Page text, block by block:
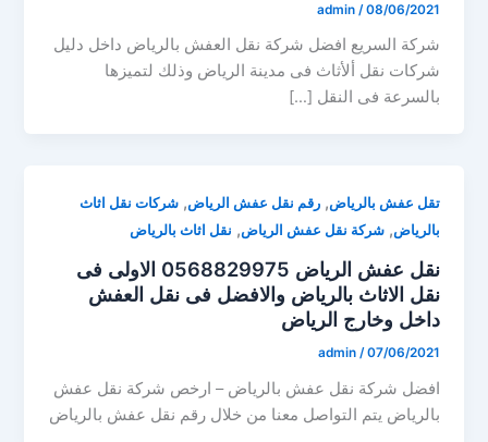
admin /08/06/2021
شركة السريع افضل شركة نقل العفش بالرياض داخل دليل
شركات نقل ألأثاث فى مدينة الرياض وذلك لتميزها
بالسرعة فى النقل […]
تقل عفش بالرياض,رقم نقل عفش الرياض,شركات نقل اثاث
بالرياض,شركة نقل عفش الرياض, نقل اثاث بالرياض
نقل عفش الرياض 0568829975 الاولى فى
نقل الاثاث بالرياض والافضل فى نقل العفش
داخل وخارج الرياض
admin /07/06/2021
افضل شركة نقل عفش بالرياض – ارخص شركة نقل عفش
بالرياض يتم التواصل معنا من خلال رقم نقل عفش بالرياض